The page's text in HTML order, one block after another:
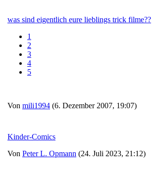
was sind eigentlich eure lieblings trick filme??
1
2
3
4
5
Von mili1994 (6. Dezember 2007, 19:07)
Kinder-Comics
Von Peter L. Opmann (24. Juli 2023, 21:12)